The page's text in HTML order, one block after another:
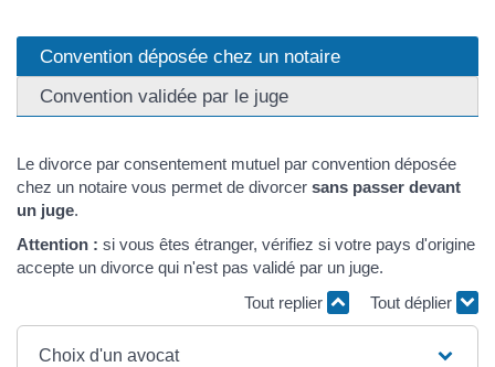
Convention déposée chez un notaire
Convention validée par le juge
Le divorce par consentement mutuel par convention déposée
chez un notaire vous permet de divorcer sans passer devant
un juge.
Attention : si vous êtes étranger, vérifiez si votre pays d'origine
accepte un divorce qui n'est pas validé par un juge.
Tout replier
Tout déplier
Choix d'un avocat